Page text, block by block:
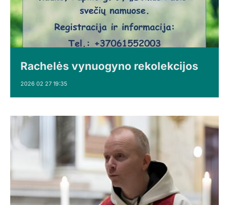
Rachelės vynuogyno rekolekcijos
2026 02 27 19:35